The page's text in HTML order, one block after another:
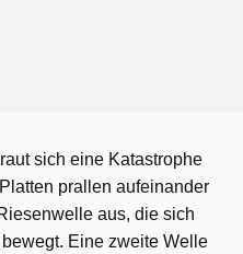
sich eine Katastrophe
prallen aufeinander
aus, die sich
Eine zweite Welle